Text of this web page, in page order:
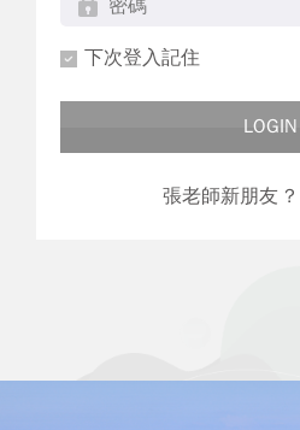
下次登入記住
LOGIN
張老師新朋友 ?